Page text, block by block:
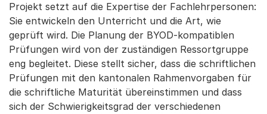
Projekt setzt auf die Expertise der Fachlehrpersonen:
Sie entwickeln den Unterricht und die Art, wie
geprüft wird. Die Planung der BYOD-kompatiblen
Prüfungen wird von der zuständigen Ressortgruppe
eng begleitet. Diese stellt sicher, dass die schriftlichen
Prüfungen mit den kantonalen Rahmenvorgaben für
die schriftliche Maturität übereinstimmen und dass
sich der Schwierigkeitsgrad der verschiedenen